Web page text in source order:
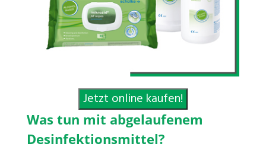
Jetzt online kaufen!
Was tun mit abgelaufenem
Desinfektionsmittel?